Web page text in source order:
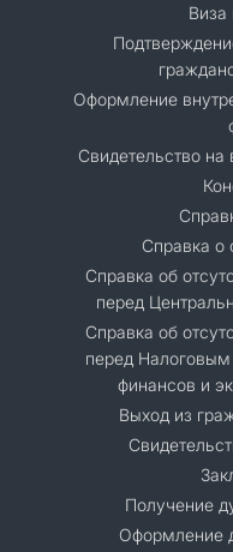
Виза
Оформление
Свидетельство
Справка о
Cправка об
перед
Справка об
перед
финансов и
Выход из
Получение
Оформление